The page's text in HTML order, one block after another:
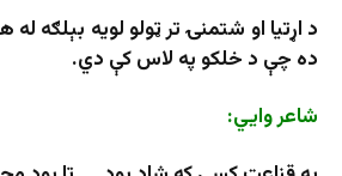
د اړتیا او شتمنۍ تر ټولو لویه بېلګه
ده چې د خلکو په لاس کې دي.
شاعر وايي: